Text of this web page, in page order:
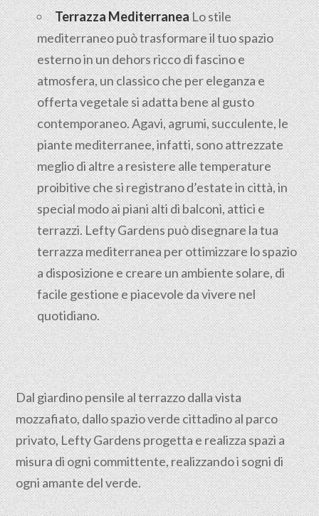
Terrazza MediterraneaLo stile
mediterraneo può trasformare il tuo spazio
esterno in un dehors ricco di fascino e
atmosfera, un classico che per eleganza e
offerta vegetale si adatta bene al gusto
contemporaneo. Agavi, agrumi, succulente, le
piante mediterranee, infatti, sono attrezzate
meglio di altre a resistere alle temperature
proibitive che si registrano d’estate in città, in
special modo ai piani alti di balconi, attici e
terrazzi. Lefty Gardens può disegnare la tua
terrazza mediterranea per ottimizzare lo spazio
a disposizione e creare un ambiente solare, di
facile gestione e piacevole da vivere nel
quotidiano.
Dal giardino pensile al terrazzo dalla vista
mozzafiato, dallo spazio verde cittadino al parco
privato, Lefty Gardens progetta e realizza spazi a
misura di ogni committente, realizzando i sogni di
ogni amante del verde.